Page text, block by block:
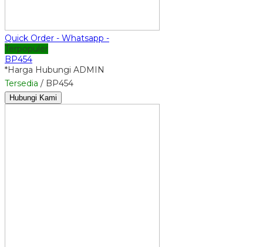
Quick Order - Whatsapp -
Terpopuler
BP454
*Harga Hubungi ADMIN
Tersedia / BP454
Hubungi Kami